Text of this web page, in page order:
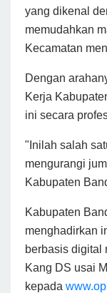
yang dikenal
memudahkan
Kecamatan
Dengan
Kerja
ini secara
"Inilah salah
mengurangi
Kabupaten
Kabupaten
menghadirkan
berbasis digital
Kang DS usai
kepada